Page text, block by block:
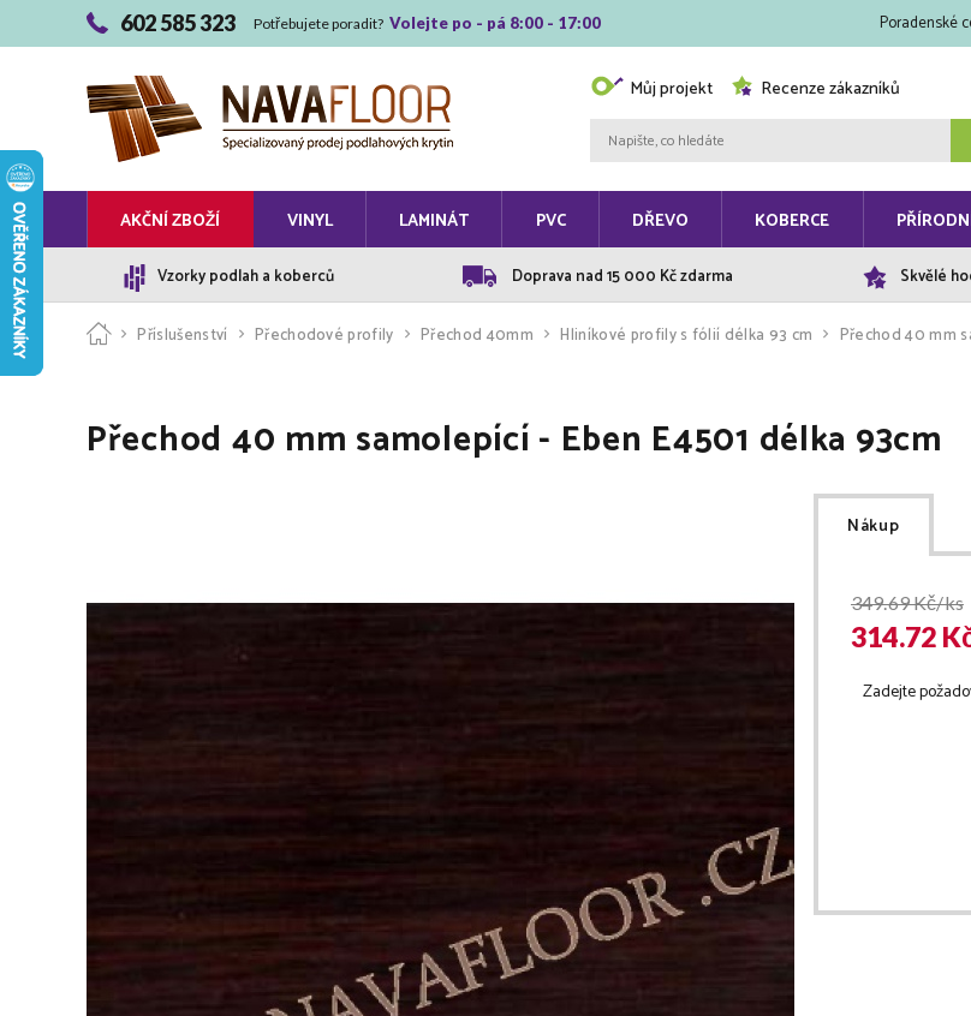
602 585 323 Potřebujete poradit? Volejte po - pá 8:00 - 17:00 Poradenské
Můj projekt Recenze zákazníků
AKČNÍ ZBOŽÍ VINYL LAMINÁT PVC DŘEVO KOBERCE
Vzorky podlah a koberců Doprava nad 15 000 Kč zdarma Skvělé
Příslušenství Přechodové profily Přechod 40mm Hliníkové profily s fólií délka 93 cm Přechod 40 mm
Přechod 40 mm samolepící - Eben E4501 délka 93cm
Nákup
349.69Kč/ks
314.72
Zadejte